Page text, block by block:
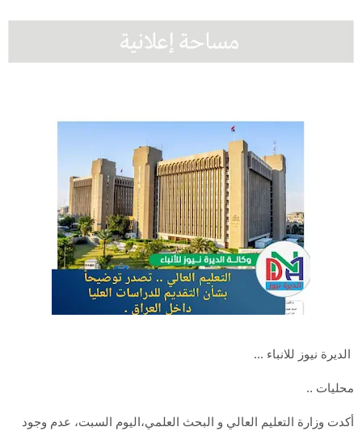
الديرة نيوز للانباء ...
محليات ..
أكدت وزارة التعليم العالي و البحث العلمي،اليوم السبت، عدم وجود